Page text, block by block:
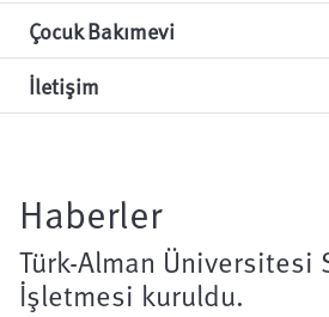
Çocuk Bakımevi
İletişim
Haberler
Türk-Alman Üniversitesi
İşletmesi kuruldu.